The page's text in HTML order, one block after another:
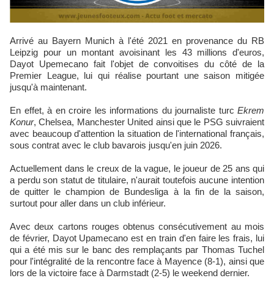
Arrivé au Bayern Munich à l'été 2021 en provenance du RB
Leipzig pour un montant avoisinant les 43 millions d'euros,
Dayot Upemecano fait l'objet de convoitises du côté de la
Premier League, lui qui réalise pourtant une saison mitigée
jusqu'à maintenant.
En effet, à en croire les informations du journaliste turc Ekrem
Konur, Chelsea, Manchester United ainsi que le PSG suivraient
avec beaucoup d'attention la situation de l'international français,
sous contrat avec le club bavarois jusqu'en juin 2026.
Actuellement dans le creux de la vague, le joueur de 25 ans qui
a perdu son statut de titulaire, n'aurait toutefois aucune intention
de quitter le champion de Bundesliga à la fin de la saison,
surtout pour aller dans un club inférieur.
Avec deux cartons rouges obtenus consécutivement au mois
de février, Dayot Upamecano est en train d'en faire les frais, lui
qui a été mis sur le banc des remplaçants par Thomas Tuchel
pour l'intégralité de la rencontre face à Mayence (8-1), ainsi que
lors de la victoire face à Darmstadt (2-5) le weekend dernier.